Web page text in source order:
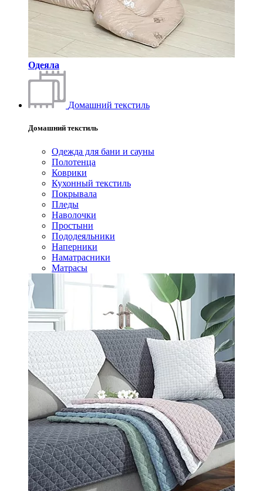
Одеяла
Домашний текстиль
Домашний текстиль
Одежда для бани и сауны
Полотенца
Коврики
Кухонный текстиль
Покрывала
Пледы
Наволочки
Простыни
Пододеяльники
Наперники
Наматрасники
Матрасы